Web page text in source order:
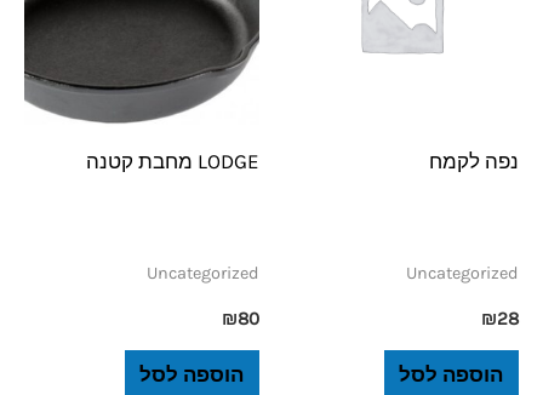
נפה לקמח
Uncategorized
₪28
הוספה לסל
LODGE מחבת קטנה
Uncategorized
₪80
הוספה לסל